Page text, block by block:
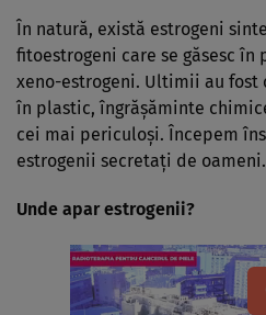
În natură, există estrogeni
fitoestrogeni care se găsesc în
xeno-estrogeni. Ultimii au fost
în plastic, îngrăşăminte
cei mai periculoşi. Începem
estrogenii secretaţi de oameni.
Unde apar estrogenii?